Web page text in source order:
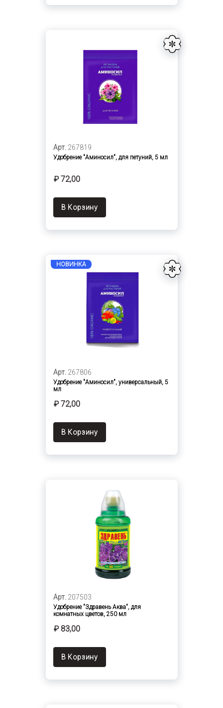
Арт. 267819
Удобрение "Аминосил", для петуний, 5 мл
₽ 72,00
В Корзину
НОВИНКА
Арт. 267806
Удобрение "Аминосил", универсальный, 5
мл
₽ 72,00
В Корзину
Арт. 207503
Удобрение "Здравень Аква", для
комнатных цветов, 250 мл
₽ 83,00
В Корзину